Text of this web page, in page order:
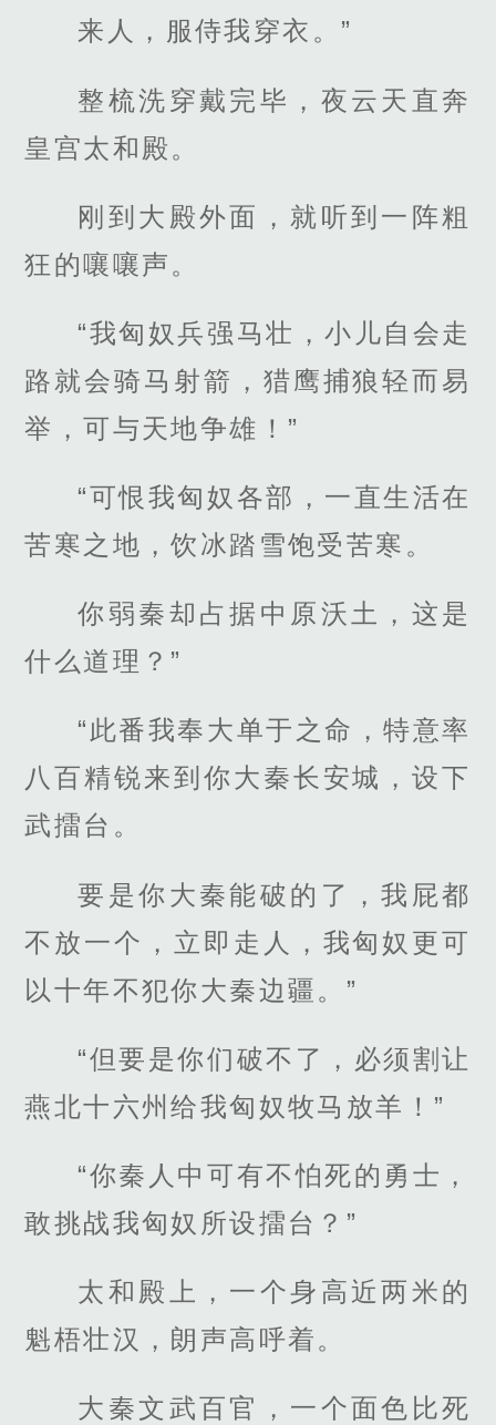
来人，服侍我穿衣。”
整梳洗穿戴完毕，夜云天直奔
皇宫太和殿。
刚到大殿外面，就听到一阵粗
狂的嚷嚷声。
“我匈奴兵强马壮，小儿自会走
路就会骑马射箭，猎鹰捕狼轻而易
举，可与天地争雄！”
“可恨我匈奴各部，一直生活在
苦寒之地，饮冰踏雪饱受苦寒。
你弱秦却占据中原沃土，这是
什么道理？”
“此番我奉大单于之命，特意率
八百精锐来到你大秦长安城，设下
武擂台。
要是你大秦能破的了，我屁都
不放一个，立即走人，我匈奴更可
以十年不犯你大秦边疆。”
“但要是你们破不了，必须割让
燕北十六州给我匈奴牧马放羊！”
“你秦人中可有不怕死的勇士，
敢挑战我匈奴所设擂台？”
太和殿上，一个身高近两米的
魁梧壮汉，朗声高呼着。
大秦文武百官，一个面色比死